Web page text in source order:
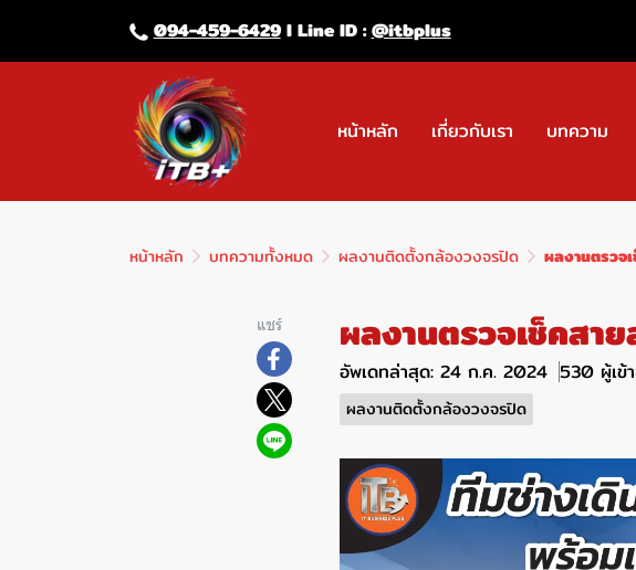
094-459-6429l Line lD :@itbplus
หน้าหลัก เกี่ยวกับเรา บทความ
หน้าหลัก บทความทั้งหมด ผลงานติดตั้งกล้องวงจรปิด ผลงานตรว
แชร์ ผลงานตรวจเช็คส
อัพเดทล่าสุด: 24 ก.ค. 2024 530 ผู้เข้
ผลงานติดตั้งกล้องวงจรปิด